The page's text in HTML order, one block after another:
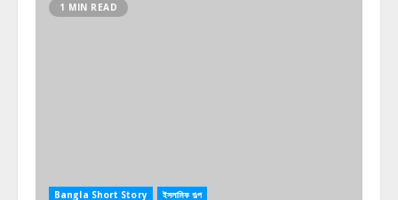
1 MIN READ
Bangla Short Story ইসলামিক গল্প